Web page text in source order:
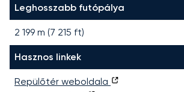
Leghosszabb futópálya
2 199 m (7 215 ft)
Hasznos linkek
Repülőtér weboldala